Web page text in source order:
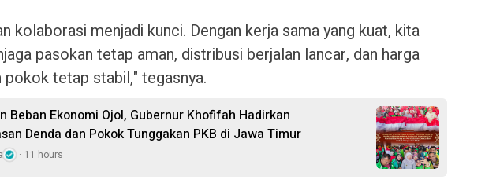
kolaborasi menjadi kunci. Dengan kerja sama yang kuat, kita
pasokan tetap aman, distribusi berjalan lancar, dan harga
pokok tetap stabil," tegasnya.
Beban Ekonomi Ojol, Gubernur Khofifah Hadirkan
Denda dan Pokok Tunggakan PKB di Jawa Timur
11 hours